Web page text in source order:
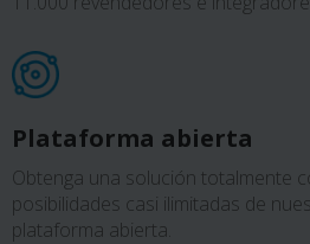
Plataforma abierta
Obtenga una solución totalmente
posibilidades casi ilimitadas de
plataforma abierta.